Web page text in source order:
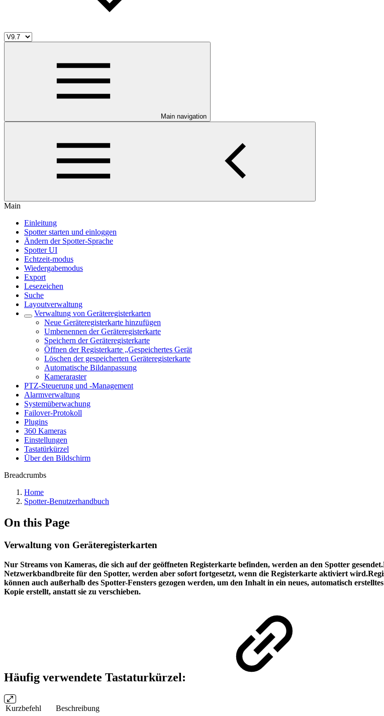
Main navigation
Main
Einleitung
Spotter starten und einloggen
Ändern der Spotter-Sprache
Spotter UI
Echtzeit-modus
Wiedergabemodus
Export
Lesezeichen
Suche
Layoutverwaltung
Verwaltung von Geräteregisterkarten
Neue Geräteregisterkarte hinzufügen
Umbenennen der Geräteregisterkarte
Speichern der Geräteregisterkarte
Öffnen der Registerkarte „Gespeichertes Gerät
Löschen der gespeicherten Geräteregisterkarte
Automatische Bildanpassung
Kameraraster
PTZ-Steuerung und -Management
Alarmverwaltung
Systemüberwachung
Failover-Protokoll
Plugins
360 Kameras
Einstellungen
Tastatürkürzel
Über den Bildschirm
Breadcrumbs
Home
Spotter-Benutzerhandbuch
On this Page
Verwaltung von Geräteregisterkarten
Nur Streams von Kameras, die sich auf der geöffneten Registerkarte befinden, werden an den Spotter
Netzwerkbandbreite für den Spotter, werden aber sofort fortgesetzt, wenn die Registerkarte aktiviert
können auch außerhalb des Spotter-Fensters gezogen werden, um den Inhalt in ein neues, automatisch
Kopie erstellt, anstatt sie zu verschieben.
Häufig verwendete Tastaturkürzel:
Kurzbefehl Beschreibung